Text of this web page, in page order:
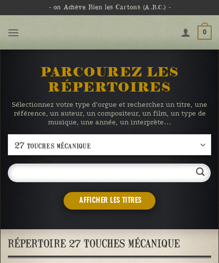
- on Achève Bien les Cartons (A.B.C.) -
0
PARCOUREZ LES
RÉPERTOIRES
Sélectionnez votre type d’orgue et recherchez un titre, une
référence, un auteur, un compositeur, un film, un type de
musique, une année, un interprète…
AFFICHER LES TITRES
RÉPERTOIRE 27 TOUCHES MÉCANIQUE